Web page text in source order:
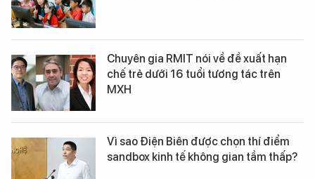
Chuyên gia RMIT nói về đề xuất hạn
chế trẻ dưới 16 tuổi tương tác trên
MXH
Vì sao Điện Biên được chọn thí điểm
sandbox kinh tế không gian tầm thấp?